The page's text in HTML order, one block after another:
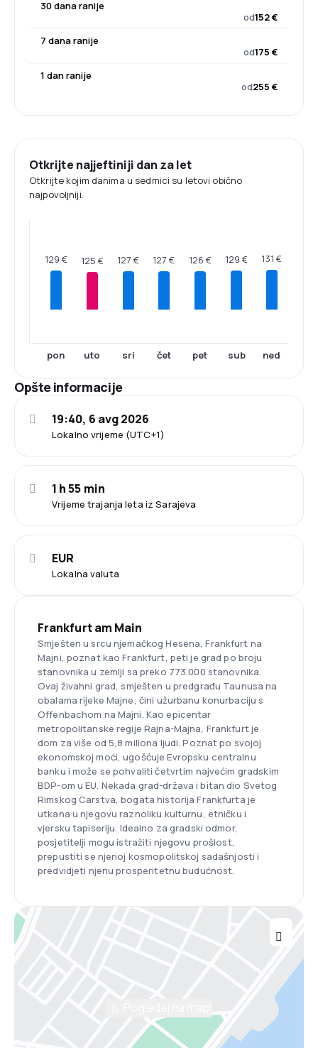
30 dana ranije
od152 €
7 dana ranije
od175 €
1 dan ranije
od255 €
Otkrijte najjeftiniji dan za let
Otkrijte kojim danima u sedmici su letovi obično
najpovoljniji.
129 €
pon
125 €
uto
127 €
sri
127 €
čet
126 €
pet
129 €
sub
131 €
ned
Opšte informacije
Lokalno vrijeme (UTC+1)
19:40, 6 avg 2026
Vrijeme trajanja leta iz Sarajeva
1 h 55 min
Lokalna valuta
EUR
Frankfurt am Main
Smješten u srcu njemačkog Hesena, Frankfurt na
Majni, poznat kao Frankfurt, peti je grad po broju
stanovnika u zemlji sa preko 773.000 stanovnika.
Ovaj živahni grad, smješten u predgrađu Taunusa na
obalama rijeke Majne, čini užurbanu konurbaciju s
Offenbachom na Majni. Kao epicentar
metropolitanske regije Rajna-Majna, Frankfurt je
dom za više od 5,8 miliona ljudi. Poznat po svojoj
ekonomskoj moći, ugošćuje Evropsku centralnu
banku i može se pohvaliti četvrtim najvećim gradskim
BDP-om u EU. Nekada grad-država i bitan dio Svetog
Rimskog Carstva, bogata historija Frankfurta je
utkana u njegovu raznoliku kulturnu, etničku i
vjersku tapiseriju. Idealno za gradski odmor,
posjetitelji mogu istražiti njegovu prošlost,
prepustiti se njenoj kosmopolitskoj sadašnjosti i
predvidjeti njenu prosperitetnu budućnost.